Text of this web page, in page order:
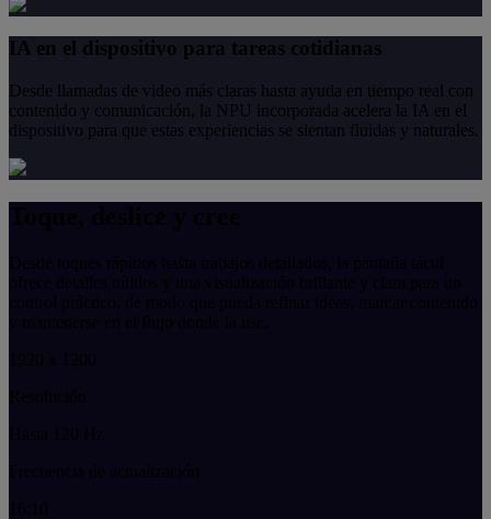
IA en el dispositivo para tareas cotidianas
Desde llamadas de video más claras hasta ayuda en tiempo real con
contenido y comunicación, la NPU incorporada acelera la IA en el
dispositivo para que estas experiencias se sientan fluidas y naturales.